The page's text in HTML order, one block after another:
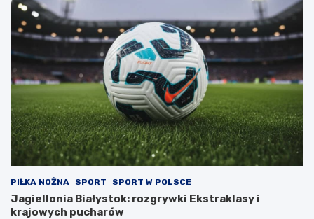
PIŁKA NOŻNA SPORT SPORT W POLSCE
Jagiellonia Białystok: rozgrywki Ekstraklasy i
krajowych pucharów